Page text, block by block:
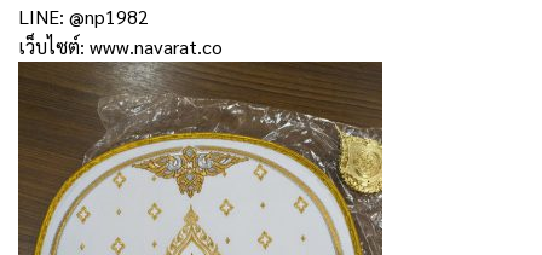
LINE: @np1982
เว็บไซต์: www.navarat.co